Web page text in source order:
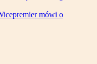
mówi o